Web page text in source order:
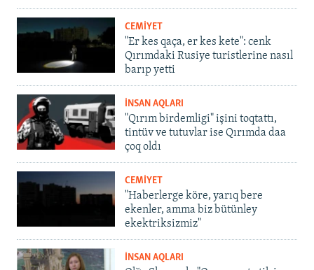
CEMİYET
"Er kes qaça, er kes kete": cenk
Qırımdaki Rusiye turistlerine nasıl
barıp yetti
İNSAN AQLARI
"Qırım birdemligi" işini toqtattı,
tintüv ve tutuvlar ise Qırımda daa
çoq oldı
CEMİYET
"Haberlerge köre, yarıq bere
ekenler, amma biz bütünley
ekektriksizmiz"
İNSAN AQLARI